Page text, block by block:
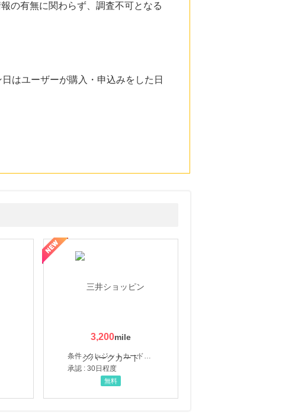
の有無に関わらず、調査不可となる
はユーザーが購入・申込みをした日
3,200
条件 : クレジットカード申込・発券
承認 : 30日程度
無料